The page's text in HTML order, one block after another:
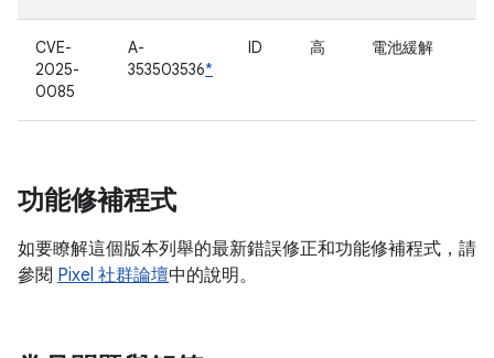
CVE-
2025-
0085
A-
353503536*
ID 高 電池緩解
功能修補程式
如要瞭解這個版本列舉的最新錯誤修正和功能修補程式，請
參閱 Pixel 社群論壇中的說明。